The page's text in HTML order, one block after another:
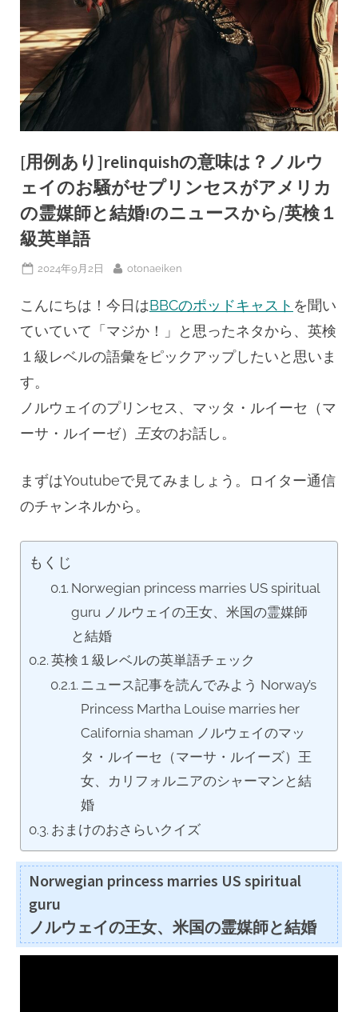
[用例あり]relinquishの意味は？ノルウ
ェイのお騒がせプリンセスがアメリカ
の霊媒師と結婚!のニュースから/英検１
級英単語
Posted
2024年9月2日 By
otonaeiken
こんにちは！今日はBBCのポッドキャスト を聞い
ていていて「マジか！」と思ったネタから、英検
１級レベルの語彙をピックアップしたいと思いま
す。
ノルウェイのプリンセス、マッタ・ルイーセ（マ
ーサ・ルイーゼ）
王女のお話し。
まずはYoutubeで見てみましょう。ロイター通信
のチャンネルから。
もくじ
Norwegian princess marries US spiritual
guru ノルウェイの王女、米国の霊媒師
と結婚
英検１級レベルの英単語チェック
ニュース記事を読んでみよう Norway’s
Princess Martha Louise marries her
California shaman ノルウェイのマッ
タ・ルイーセ（マーサ・ルイーズ）王
女、カリフォルニアのシャーマンと結
婚
おまけのおさらいクイズ
Norwegian princess marries US spiritual
guru
ノルウェイの王女、米国の霊媒師と結婚